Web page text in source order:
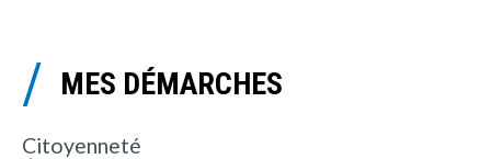
MES DÉMARCHES
Citoyenneté